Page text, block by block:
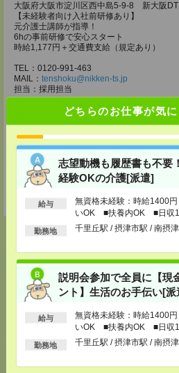
どちらのお仕事が気
志望動機も履歴書も不要
経験OKの介護[派遣]
給与
無資格未経験：時給1400
いOK ■扶養内OK ■日収1
以上
勤務地 千里丘駅 / 摂津市駅 / 南摂
説明会参加で全員に【現
ント】生活のお手伝い[派
給与
無資格未経験：時給1400
いOK ■扶養内OK ■日収1
以上
勤務地 千里丘駅 / 摂津市駅 / 南摂
大阪府大阪市淀川区西中島5-9-8 新大阪
【未経験者向け入社前研修あり】
元介護士講師が指導！
6hの事前研修で安心スタート
時給1,177円＋交通費支給（規定あり）
TEL：0120-991-463
MAIL： tenshoku@nikken-ts.jp
担当：採用担当
メディカルケア事業部 京都オフィス
京都府京都市下京区東塩小路町843番地2
TEL：0120-975-927
MAIL：tenshoku@nikken-ts.jp
担当：採用担当
登録交通費
★今ならご来社登録でQUOカード2000円
応募ペー
気になる！
メールで送る